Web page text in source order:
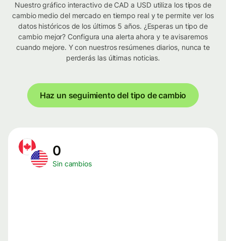
Nuestro gráfico interactivo de CAD a USD utiliza los tipos de
cambio medio del mercado en tiempo real y te permite ver los
datos históricos de los últimos 5 años. ¿Esperas un tipo de
cambio mejor? Configura una alerta ahora y te avisaremos
cuando mejore. Y con nuestros resúmenes diarios, nunca te
perderás las últimas noticias.
Haz un seguimiento del tipo de cambio
0
Sin cambios